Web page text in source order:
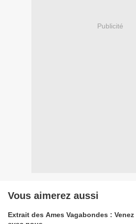
Publicité
Vous aimerez aussi
Extrait des Ames Vagabondes : Venez